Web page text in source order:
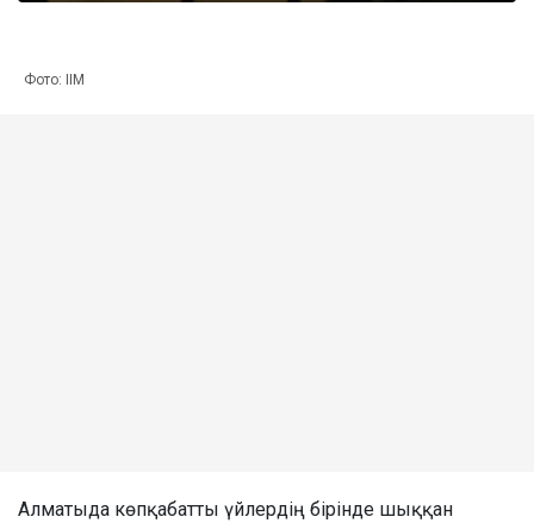
Фото: ІІМ
Алматыда көпқабатты үйлердің бірінде шыққан